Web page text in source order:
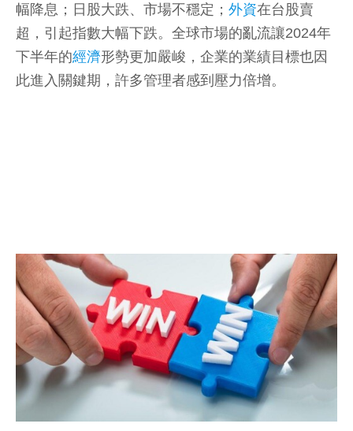
幅降息；日股大跌、市場不穩定； 外資在台股賣
超，引起指數大幅下跌。全球市場的亂流讓2024年
下半年的經濟形勢更加嚴峻，企業的業績目標也因
此進入關鍵期，許多管理者感到壓力倍增。